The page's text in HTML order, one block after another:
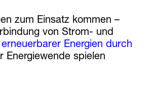
zum Einsatz kommen –
von Strom- und
Energien durch
Energiewende spielen